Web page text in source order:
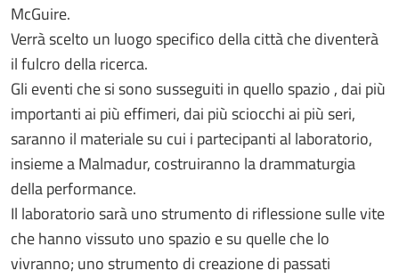
McGuire.
Verrà scelto un luogo specifico della città che diventerà
il fulcro della ricerca.
Gli eventi che si sono susseguiti in quello spazio , dai più
importanti ai più effimeri, dai più sciocchi ai più seri,
saranno il materiale su cui i partecipanti al laboratorio,
insieme a Malmadur, costruiranno la drammaturgia
della performance.
Il laboratorio sarà uno strumento di riflessione sulle vite
che hanno vissuto uno spazio e su quelle che lo
vivranno; uno strumento di creazione di passati